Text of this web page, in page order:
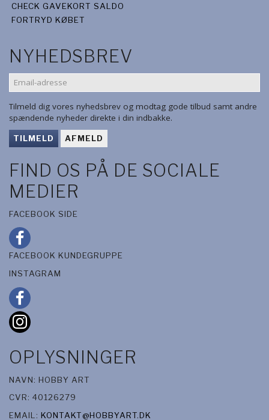
CHECK GAVEKORT SALDO
FORTRYD KØBET
NYHEDSBREV
EMAIL-
ADRESSE
Tilmeld dig vores nyhedsbrev og modtag gode tilbud samt andre
spændende nyheder direkte i din indbakke.
TILMELD AFMELD
FIND OS PÅ DE SOCIALE
MEDIER
FACEBOOK SIDE
FACEBOOK KUNDEGRUPPE
INSTAGRAM
OPLYSNINGER
NAVN: HOBBY ART
CVR: 40126279
EMAIL: KONTAKT@HOBBYART.DK